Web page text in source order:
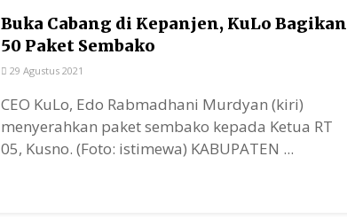
Buka Cabang di Kepanjen, KuLo Bagikan
50 Paket Sembako
29 Agustus 2021
CEO KuLo, Edo Rabmadhani Murdyan (kiri)
menyerahkan paket sembako kepada Ketua RT
05, Kusno. (Foto: istimewa) KABUPATEN ...